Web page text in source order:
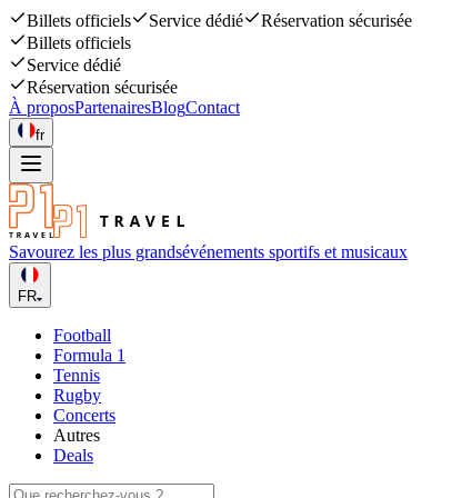
Billets officiels Service dédié
Réservation sécurisée
Billets officiels
Service dédié
Réservation sécurisée
À proposPartenairesBlogContact
fr
Savourez les plus grandsévénements sportifs et musicaux
FR
Football
Formula 1
Tennis
Rugby
Concerts
Autres
Deals